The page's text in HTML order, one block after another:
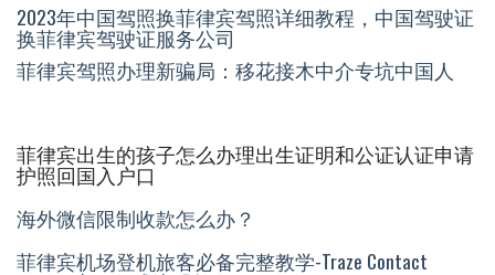
2023年中国驾照换菲律宾驾照详细教程，中国驾驶证
换菲律宾驾驶证服务公司
菲律宾驾照办理新骗局：移花接木中介专坑中国人
菲律宾出生的孩子怎么办理出生证明和公证认证申请
护照回国入户口
海外微信限制收款怎么办？
菲律宾机场登机旅客必备完整教学-Traze Contact